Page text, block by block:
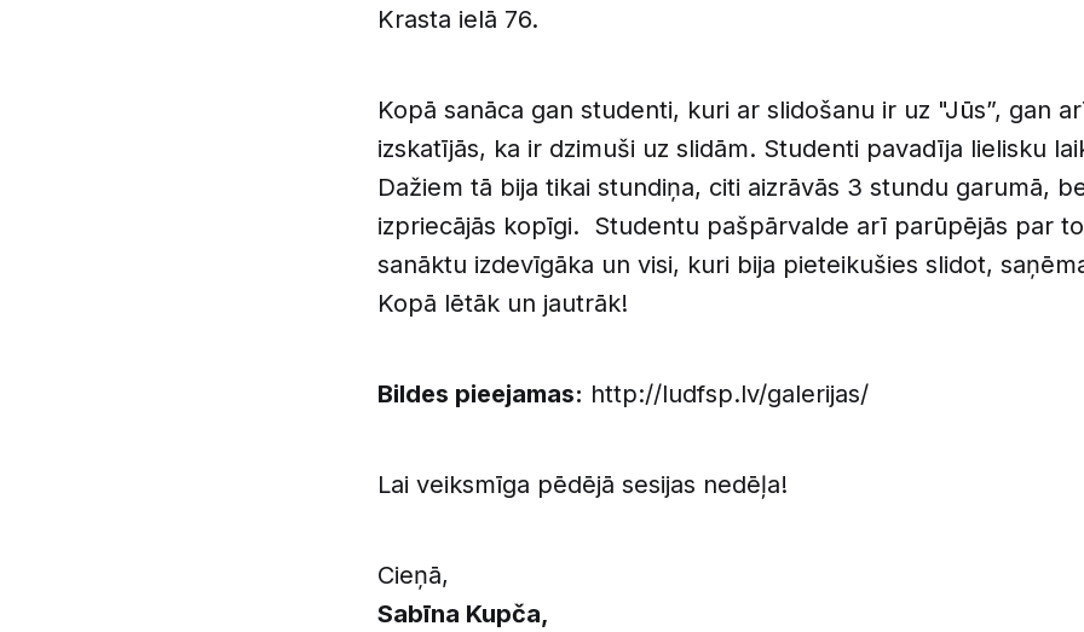
Krasta ielā 76.
Kopā sanāca gan studenti, kuri ar slidošanu ir uz "Jūs”, gan
izskatījās, ka ir dzimuši uz slidām. Studenti pavadīja lielisku
Dažiem tā bija tikai stundiņa, citi aizrāvās 3 stundu garumā,
izpriecājās kopīgi. Studentu pašpārvalde arī parūpējās par
sanāktu izdevīgāka un visi, kuri bija pieteikušies slidot,
Kopā lētāk un jautrāk!
Bildes pieejamas: http://ludfsp.lv/galerijas/
Lai veiksmīga pēdējā sesijas nedēļa!
Cieņā,
Sabīna Kupča,